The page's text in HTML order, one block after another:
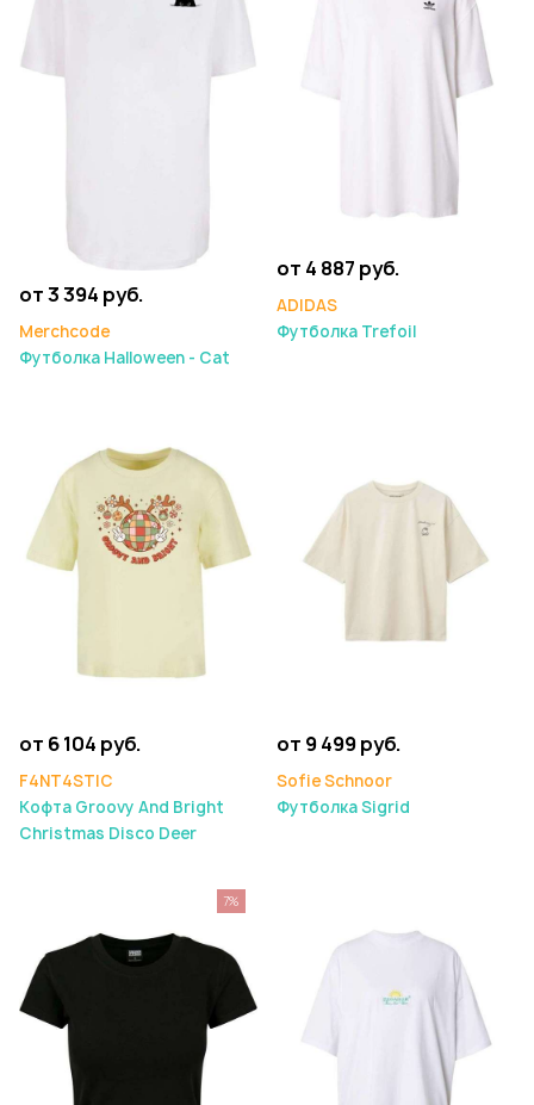
от 3 394 руб.
Merchcode
Футболка Halloween - Cat
от 4 887 руб.
ADIDAS
Футболка Trefoil
от 6 104 руб.
F4NT4STIC
Кофта Groovy And Bright
Christmas Disco Deer
от 9 499 руб.
Sofie Schnoor
Футболка Sigrid
7%